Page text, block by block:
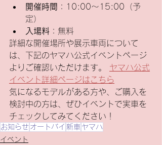
開催時間 ：10:00～15:00（予
定）
入場料 ：無料
詳細な開催場所や展示車両について
は、下記のヤマハ公式イベントページ
よりご確認いただけます。 ヤマハ公式
イベント詳細ページはこちら
気になるモデルがある方や、ご購入を
検討中の方は、ぜひイベントで実車を
チェックしてみてください！
お知らせ オートバイ 新車 ヤマハ
イベント